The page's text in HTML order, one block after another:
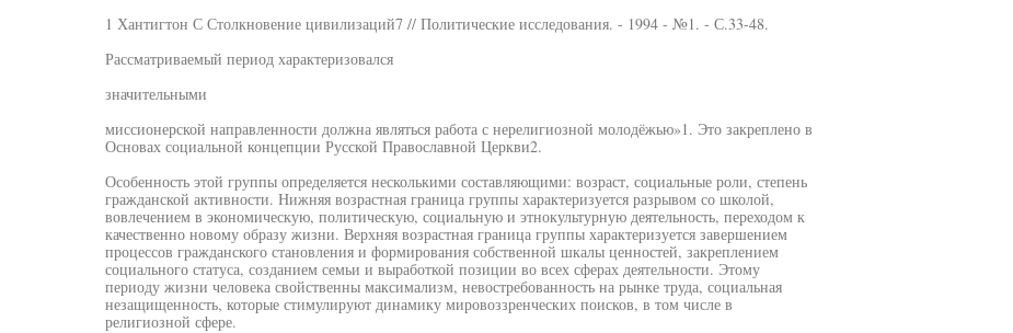
1 Хантигтон С Столкновение цивилизаций7 // Политические исследования. - 1994 - №1. - С.33-48.
Рассматриваемый период характеризовался
значительными
миссионерской направленности должна являться работа с нерелигиозной молодёжью»1. Это закреплено в
Основах социальной концепции Русской Православной Церкви2.
Особенность этой группы определяется несколькими составляющими: возраст, социальные роли, степень
гражданской активности. Нижняя возрастная граница группы характеризуется разрывом со школой,
вовлечением в экономическую, политическую, социальную и этнокультурную деятельность, переходом к
качественно новому образу жизни. Верхняя возрастная граница группы характеризуется завершением
процессов гражданского становления и формирования собственной шкалы ценностей, закреплением
социального статуса, созданием семьи и выработкой позиции во всех сферах деятельности. Этому
периоду жизни человека свойственны максимализм, невостребованность на рынке труда, социальная
незащищенность, которые стимулируют динамику мировоззренческих поисков, в том числе в
религиозной сфере.